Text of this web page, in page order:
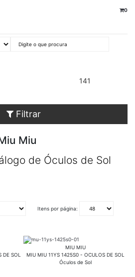
0
141
Filtrar
Miu
de Óculos de Sol
Itens por página:
SOL
MIU MIU
MIU MIU 11YS 1425S0 - OCULOS DE SOL
Óculos de Sol